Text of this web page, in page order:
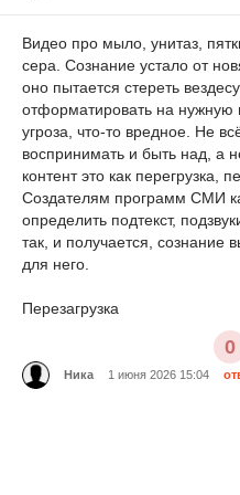
Видео про мыло, унитаз,
сера. Сознание устало от
оно пытается стереть
отформатировать на нужную
угроза, что-то вредное. Не
воспринимать и быть над, а
контент это как перегрузка,
Создателям программ СМИ
определить подтекст,
так, и получается, сознание
для него.
Перезагрузка
0
Ника 1 июня 2026 15:04